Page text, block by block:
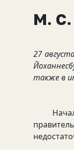
М. С.
27
также в
Начал